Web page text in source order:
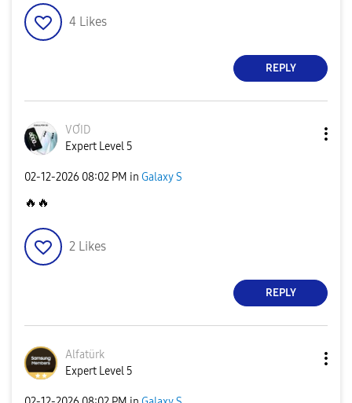
4 Likes
REPLY
VƠID
Expert Level 5
‎02-12-2026 08:02 PM in Galaxy S
🔥 🔥
2 Likes
REPLY
Alfatürk
Expert Level 5